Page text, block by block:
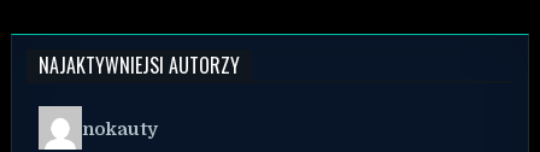
NAJAKTYWNIEJSI AUTORZY
nokauty